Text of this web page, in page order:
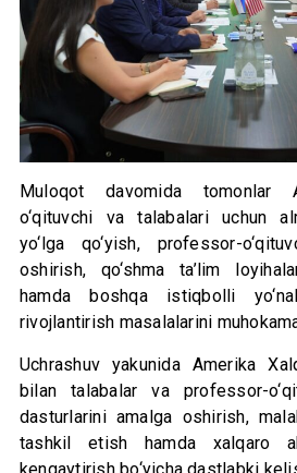
Muloqot davomida tomonlar
o‘qituvchi va talabalari uchun
yo‘lga qo‘yish, professor-
oshirish, qo‘shma ta’lim
hamda boshqa istiqbolli
rivojlantirish masalalarini
Uchrashuv yakunida Amerika
bilan talabalar va professor-
dasturlarini amalga oshirish,
tashkil etish hamda xalqaro